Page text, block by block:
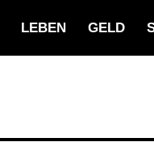
LEBEN GELD